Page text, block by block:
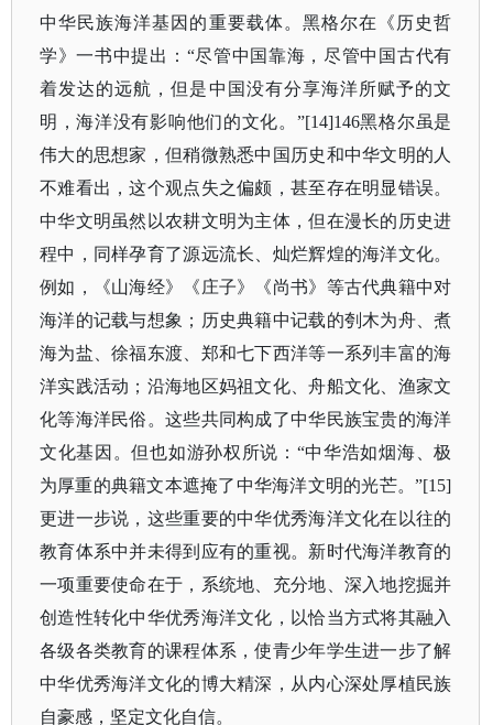
中华民族海洋基因的重要载体。黑格尔在《历史哲
学》一书中提出： “尽管中国靠海，尽管中国古代有
着发达的远航，但是中国没有分享海洋所赋予的文
明，海洋没有影响他们的文化。”[14]146黑格尔虽是
伟大的思想家，但稍微熟悉中国历史和中华文明的人
不难看出，这个观点失之偏颇，甚至存在明显错误。
中华文明虽然以农耕文明为主体，但在漫长的历史进
程中，同样孕育了源远流长、灿烂辉煌的海洋文化。
例如，《山海经》《庄子》《尚书》等古代典籍中对
海洋的记载与想象；历史典籍中记载的刳木为舟、煮
海为盐、徐福东渡、郑和七下西洋等一系列丰富的海
洋实践活动；沿海地区妈祖文化、舟船文化、渔家文
化等海洋民俗。这些共同构成了中华民族宝贵的海洋
文化基因。但也如游孙权所说：“中华浩如烟海、极
为厚重的典籍文本遮掩了中华海洋文明的光芒。”[15]
更进一步说，这些重要的中华优秀海洋文化在以往的
教育体系中并未得到应有的重视。新时代海洋教育的
一项重要使命在于，系统地、充分地、深入地挖掘并
创造性转化中华优秀海洋文化，以恰当方式将其融入
各级各类教育的课程体系，使青少年学生进一步了解
中华优秀海洋文化的博大精深，从内心深处厚植民族
自豪感，坚定文化自信。